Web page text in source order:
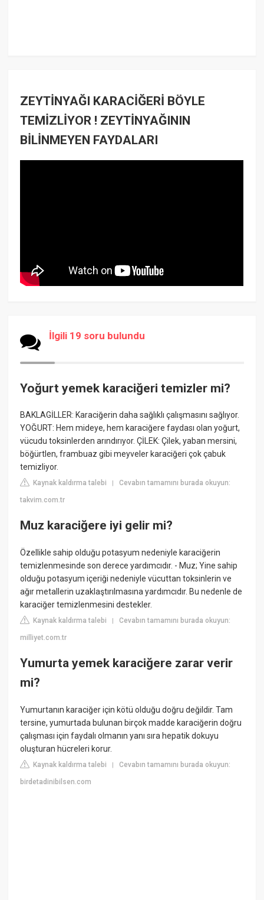
ZEYTİNYAĞI KARACİĞERİ BÖYLE
TEMİZLİYOR ! ZEYTİNYAĞININ
BİLİNMEYEN FAYDALARI
İlgili 19 soru bulundu
Yoğurt yemek karaciğeri temizler mi?
BAKLAGİLLER: Karaciğerin daha sağlıklı çalışmasını sağlıyor.
YOĞURT: Hem mideye, hem karaciğere faydası olan yoğurt,
vücudu toksinlerden arındırıyor. ÇİLEK: Çilek, yaban mersini,
böğürtlen, frambuaz gibi meyveler karaciğeri çok çabuk
temizliyor.
Kaynak kaldırma talebi |Cevabın tamamını burada okuyun:
takvim.com.tr
Muz karaciğere iyi gelir mi?
Özellikle sahip olduğu potasyum nedeniyle karaciğerin
temizlenmesinde son derece yardımcıdır. - Muz; Yine sahip
olduğu potasyum içeriği nedeniyle vücuttan toksinlerin ve
ağır metallerin uzaklaştırılmasına yardımcıdır. Bu nedenle de
karaciğer temizlenmesini destekler.
Kaynak kaldırma talebi |Cevabın tamamını burada okuyun:
milliyet.com.tr
Yumurta yemek karaciğere zarar verir
mi?
Yumurtanın karaciğer için kötü olduğu doğru değildir. Tam
tersine, yumurtada bulunan birçok madde karaciğerin doğru
çalışması için faydalı olmanın yanı sıra hepatik dokuyu
oluşturan hücreleri korur.
Kaynak kaldırma talebi |Cevabın tamamını burada okuyun:
birdetadinibilsen.com